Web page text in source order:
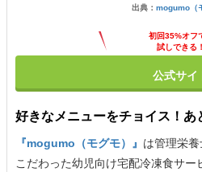
出典： mogumo（
初回35%オフ
試しできる！
公式サイ
好きなメニューをチョイス！あ
『mogumo（モグモ）』 は管理栄
こだわった幼児向け宅配冷凍食サ